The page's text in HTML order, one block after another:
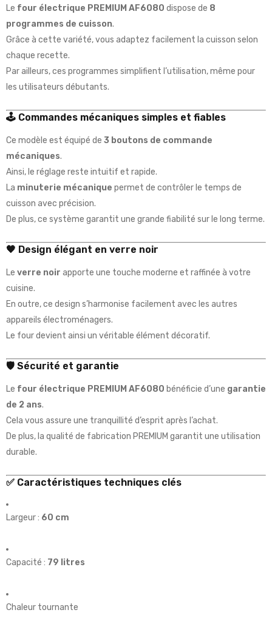
Le four électrique PREMIUM AF6080 dispose de 8
programmes de cuisson.
Grâce à cette variété, vous adaptez facilement la cuisson selon
chaque recette.
Par ailleurs, ces programmes simplifient l’utilisation, même pour
les utilisateurs débutants.
🕹️ Commandes mécaniques simples et fiables
Ce modèle est équipé de 3 boutons de commande
mécaniques.
Ainsi, le réglage reste intuitif et rapide.
La minuterie mécanique permet de contrôler le temps de
cuisson avec précision.
De plus, ce système garantit une grande fiabilité sur le long terme.
🖤 Design élégant en verre noir
Le verre noir apporte une touche moderne et raffinée à votre
cuisine.
En outre, ce design s’harmonise facilement avec les autres
appareils électroménagers.
Le four devient ainsi un véritable élément décoratif.
🛡️ Sécurité et garantie
Le four électrique PREMIUM AF6080 bénéficie d’une garantie
de 2 ans.
Cela vous assure une tranquillité d’esprit après l’achat.
De plus, la qualité de fabrication PREMIUM garantit une utilisation
durable.
✅ Caractéristiques techniques clés
Largeur : 60 cm
Capacité : 79 litres
Chaleur tournante